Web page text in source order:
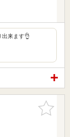
出来ます👌
お気に入
りに追加